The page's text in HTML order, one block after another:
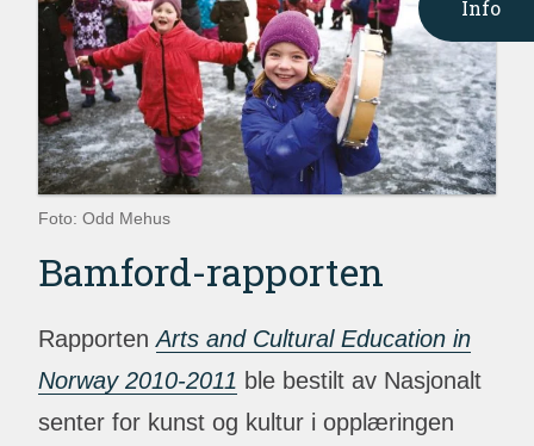
Info
Foto: Odd Mehus
Bamford-rapporten
RapportenArts and Cultural Education in
Norway 2010-2011 ble bestilt av Nasjonalt
senter for kunst og kultur i opplæringen